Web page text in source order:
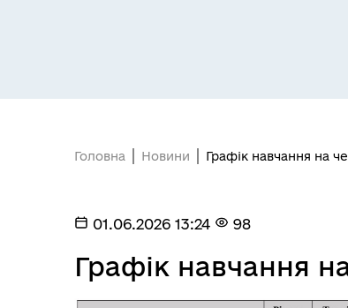
Головна Новини Графік навчання на
01.06.2026 13:24 98
Графік навчання